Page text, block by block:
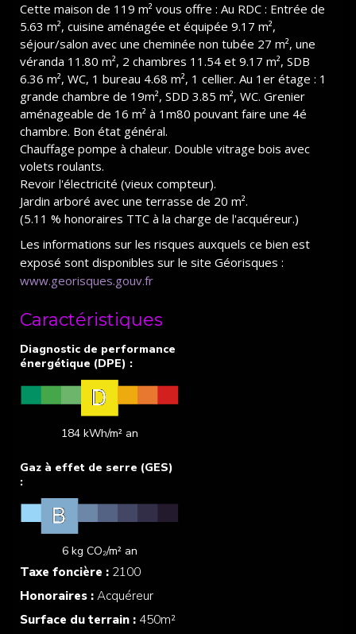
Cette maison de 119 m² vous offre : Au RDC : Entrée de
5.63 m², cuisine aménagée et équipée 9.17 m²,
séjour/salon avec une cheminée non tubée 27 m², une
véranda 11.80 m², 2 chambres 11.54 et 9.17 m², SDB
6.36 m², WC, 1 bureau 4.68 m², 1 cellier. Au 1er étage : 1
grande chambre de 19m², SDD 3.85 m², WC. Grenier
aménageable de 16 m² à 1m80 pouvant faire une 4é
chambre. Bon état général.
Chauffage pompe à chaleur. Double vitrage bois avec
volets roulants.
Revoir l'électricité (vieux compteur).
Jardin arboré avec une terrasse de 20 m².
(5.11 % honoraires TTC à la charge de l'acquéreur.)
Les informations sur les risques auxquels ce bien est
exposé sont disponibles sur le site Géorisques :
www.georisques.gouv.fr
Caractéristiques
184 kWh/m² an
6 kg CO₂/m² an
Taxe foncière : 2100
Honoraires :Acquéreur
Surface du terrain : 450m²